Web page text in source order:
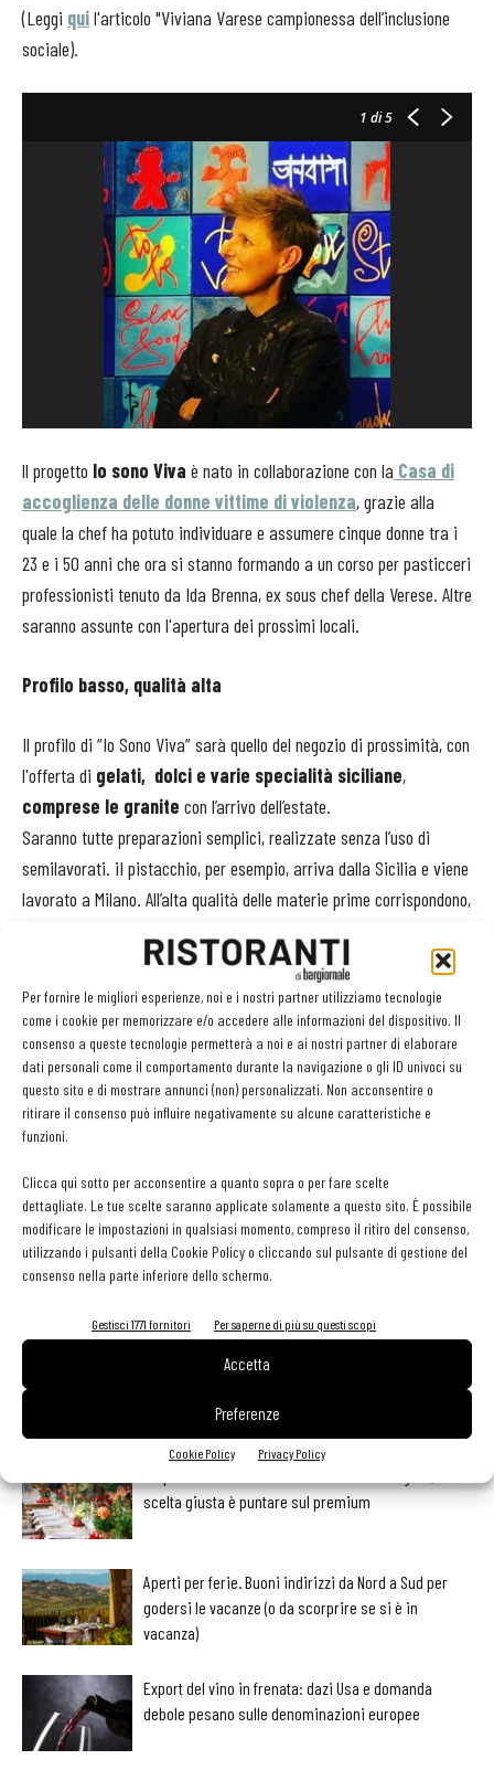
Per fornire le migliori esperienze, noi e i nostri partner utilizziamo tecnologie
come i cookie per memorizzare e/o accedere alle informazioni del dispositivo. Il
consenso a queste tecnologie permetterà a noi e ai nostri partner di elaborare
dati personali come il comportamento durante la navigazione o gli ID univoci su
questo sito e di mostrare annunci (non) personalizzati. Non acconsentire o
ritirare il consenso può influire negativamente su alcune caratteristiche e
funzioni.
Clicca qui sotto per acconsentire a quanto sopra o per fare scelte
dettagliate. Le tue scelte saranno applicate solamente a questo sito. È possibile
modificare le impostazioni in qualsiasi momento, compreso il ritiro del consenso,
utilizzando i pulsanti della Cookie Policy o cliccando sul pulsante di gestione del
consenso nella parte inferiore dello schermo.
Gestisci 1771 fornitori Per saperne di più su questi scopi
Accetta
Preferenze
Cookie Policy Privacy Policy
(Leggi quil'articolo "Viviana Varese campionessa dell’inclusione
sociale).
1 di 5
ll progetto Io sono Viva è nato in collaborazione con la Casa di
accoglienza delle donne vittime di violenza, grazie alla
quale la chef ha potuto individuare e assumere cinque donne tra i
23 e i 50 anni che ora si stanno formando a un corso per pasticceri
professionisti tenuto da Ida Brenna, ex sous chef della Verese. Altre
saranno assunte con l'apertura dei prossimi locali.
Profilo basso, qualità alta
Il profilo di “Io Sono Viva” sarà quello del negozio di prossimità, con
l'offerta di gelati, dolci e varie specialità siciliane,
comprese le granite con l’arrivo dell’estate.
Saranno tutte preparazioni semplici, realizzate senza l’uso di
semilavorati. iI pistacchio, per esempio, arriva dalla Sicilia e viene
lavorato a Milano. All’alta qualità delle materie prime corrispondono,
costerà 2,50 euro, due gusti 3 euro e tre gusti 4 euro. Per ogni chilo
di gelato venduto Io Sono Viva devolverà 1 euro alla Casa di
accoglienza delle donne vittime di violenza.
Per la realizzazione di questo progetto, la chef ha ottenuto anche
un finanziamento di 25mila dollari dai World’s 50 Best Restaurants.
TAG io sono viva viviana Varese
scelta giusta è puntare sul premium
Aperti per ferie. Buoni indirizzi da Nord a Sud per
godersi le vacanze (o da scorprire se si è in
vacanza)
Export del vino in frenata: dazi Usa e domanda
debole pesano sulle denominazioni europee